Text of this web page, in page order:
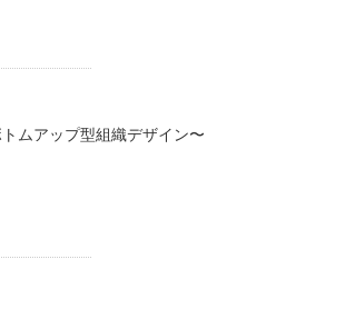
ムアップ型組織デザイン〜